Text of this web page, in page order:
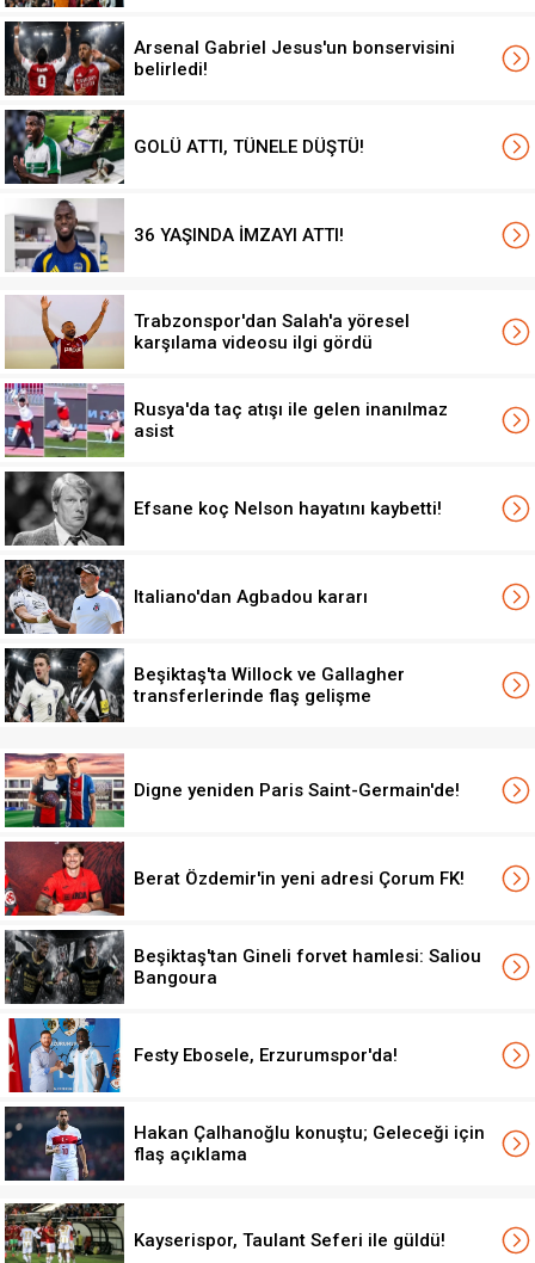
Arsenal Gabriel Jesus'un bonservisini
belirledi!
GOLÜ ATTI, TÜNELE DÜŞTÜ!
36 YAŞINDA İMZAYI ATTI!
Trabzonspor'dan Salah'a yöresel
karşılama videosu ilgi gördü
Rusya'da taç atışı ile gelen inanılmaz
asist
Efsane koç Nelson hayatını kaybetti!
Italiano'dan Agbadou kararı
Beşiktaş'ta Willock ve Gallagher
transferlerinde flaş gelişme
Digne yeniden Paris Saint-Germain'de!
Berat Özdemir'in yeni adresi Çorum FK!
Beşiktaş'tan Gineli forvet hamlesi: Saliou
Bangoura
Festy Ebosele, Erzurumspor'da!
Hakan Çalhanoğlu konuştu; Geleceği için
flaş açıklama
Kayserispor, Taulant Seferi ile güldü!